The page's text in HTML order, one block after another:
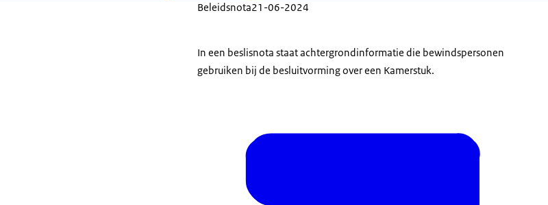
Beleidsnota21-06-2024
In een beslisnota staat achtergrondinformatie die bewindspersonen
gebruiken bij de besluitvorming over een Kamerstuk.